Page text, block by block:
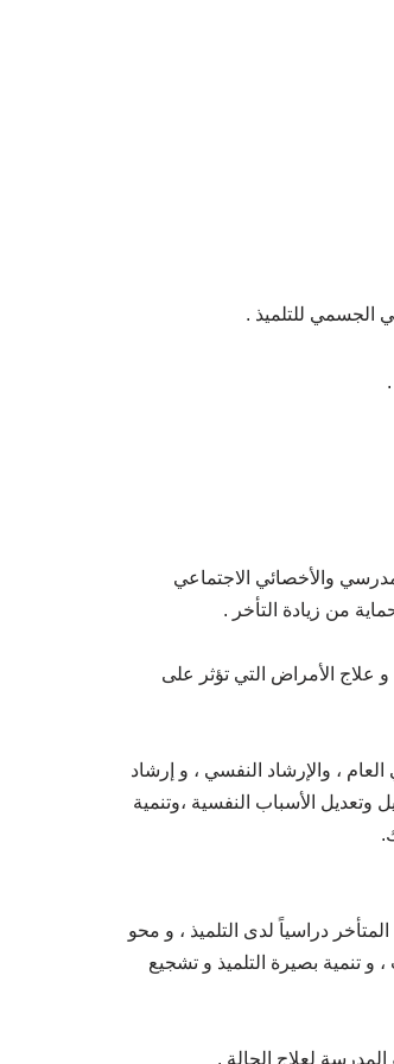
الجسمي للتلميذ .
والأخصائي الاجتماعي
من زيادة التأخر .
الأمراض التي تؤثر على
، والإرشاد النفسي ، و إرشاد
وتعديل الأسباب النفسية ،وتنمية
المتأخر دراسياً لدى التلميذ ، و محو
و تنمية بصيرة التلميذ و تشجيع
لعلاج الحالة .